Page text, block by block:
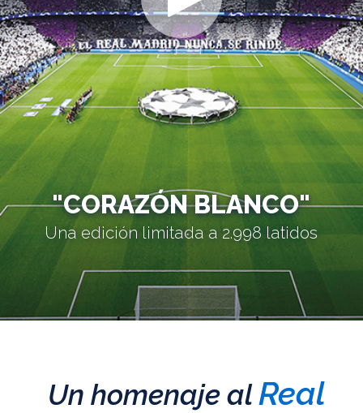
"CORAZÓN BLANCO"
Una edición limitada a 2.998 latidos
Un homenaje alReal